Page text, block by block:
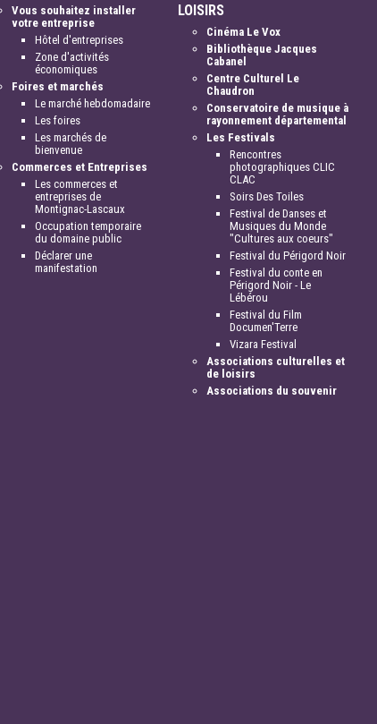
Vous souhaitez installer
votre entreprise
Hôtel d'entreprises
Zone d'activités
économiques
Foires et marchés
Le marché hebdomadaire
Les foires
Les marchés de
bienvenue
Commerces et Entreprises
Les commerces et
entreprises de
Montignac-Lascaux
Occupation temporaire
du domaine public
Déclarer une
manifestation
LOISIRS
Cinéma Le Vox
Bibliothèque Jacques
Cabanel
Centre Culturel Le
Chaudron
Conservatoire de musique à
rayonnement départemental
Les Festivals
Rencontres
photographiques CLIC
CLAC
Soirs Des Toiles
Festival de Danses et
Musiques du Monde
"Cultures aux coeurs"
Festival du Périgord Noir
Festival du conte en
Périgord Noir - Le
Lébérou
Festival du Film
Documen'Terre
Vizara Festival
Associations culturelles et
de loisirs
Associations du souvenir